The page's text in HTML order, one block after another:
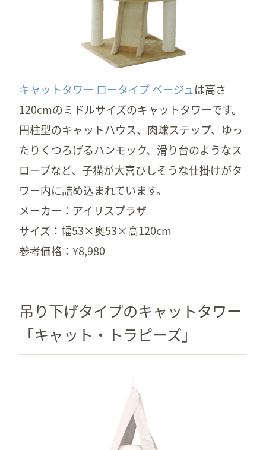
キャットタワー ロータイプ ベージュは高さ
120cmのミドルサイズのキャットタワーです。
円柱型のキャットハウス、肉球ステップ、ゆっ
たりくつろげるハンモック、滑り台のようなス
ロープなど、子猫が大喜びしそうな仕掛けがタ
ワー内に詰め込まれています。
メーカー：アイリスプラザ
サイズ：幅53×奥53×高120cm
参考価格：¥8,980
吊り下げタイプのキャットタワー
「キャット・トラピーズ」